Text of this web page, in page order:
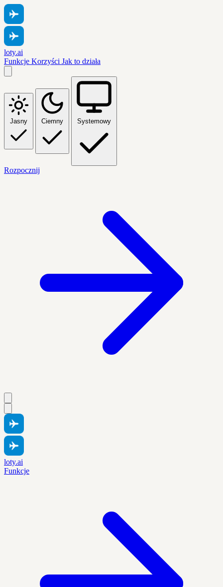
loty.ai
Funkcje Korzyści Jak to działa
Jasny Ciemny Systemowy
Rozpocznij
loty.ai
Funkcje